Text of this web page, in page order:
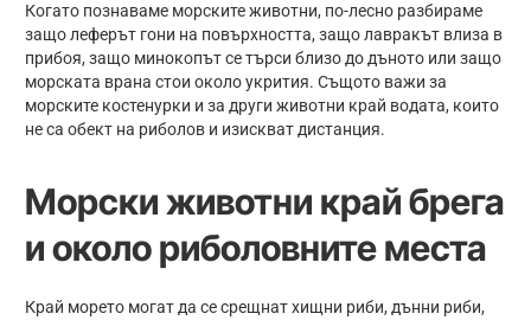
Когато познаваме морските животни, по-лесно разбираме
защо леферът гони на повърхността, защо лавракът влиза в
прибоя, защо минокопът се търси близо до дъното или защо
морската врана стои около укрития. Същото важи за
морските костенурки и за други животни край водата, които
не са обект на риболов и изискват дистанция.
Морски животни край брега
и около риболовните места
Край морето могат да се срещнат хищни риби, дънни риби,